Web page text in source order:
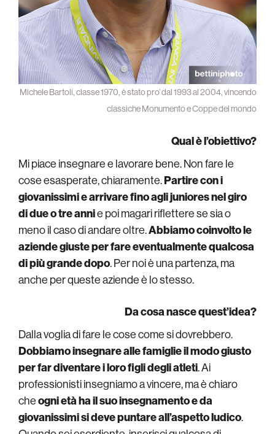
Michele Bartoli, classe 1970, è stato pro’ dal 1993 al 2004, vincendo
classiche Monumento e Coppe del mondo
Qual è l’obiettivo?
Mi piace insegnare e lavorare bene. Non fare le
cose esasperate, chiaramente.Partire con i
giovanissimi e arrivare fino agli juniores nel giro
di due o tre annie poi magari riflettere se sia o
meno il caso di andare oltre.Abbiamo coinvolto le
aziende giuste per fare eventualmente qualcosa
di più grande dopo. Per noi è una partenza, ma
anche per queste aziende è lo stesso.
Da cosa nasce quest’idea?
Dalla voglia di fare le cose come si dovrebbero.
Dobbiamo insegnare alle famiglie il modo giusto
per far diventare i loro figli degli atleti. Ai
professionisti insegniamo a vincere, ma è chiaro
cheogni età ha il suo insegnamento e da
giovanissimi si deve puntare all’aspetto ludico.